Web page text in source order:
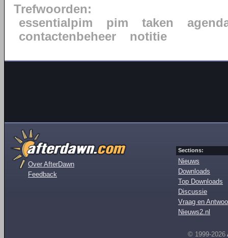
Trefwoorden:
essentialpim
pim taken
contactenbeheer
notitie
Over AfterDawn
Feedback
Sections:
Nieuws
Downloads
Top Downloads
Discussie
Vraag en
Nieuws2.nl
© 1999-2026